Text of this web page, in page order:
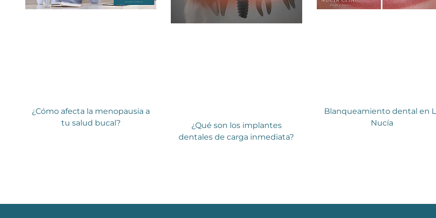
¿Cómo afecta la menopausia a
tu salud bucal?
¿Qué son los implantes
dentales de carga inmediata?
Blanqueamiento dental en
Nucía